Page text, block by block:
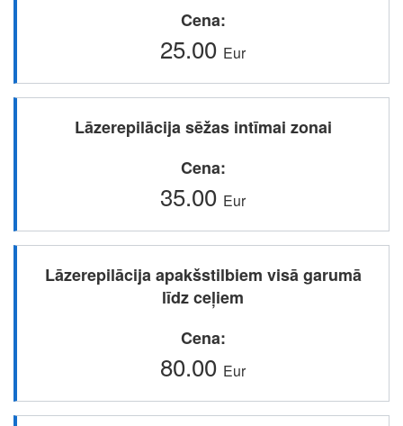
Cena
25.00 Eur
Lāzerepilācija sēžas intīmai zonai
Cena
35.00 Eur
Lāzerepilācija apakšstilbiem visā garumā
līdz ceļiem
Cena
80.00 Eur